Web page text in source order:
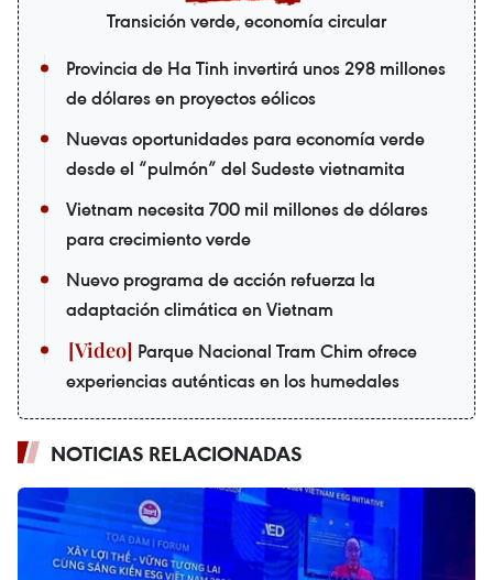
Transición verde, economía circular
Provincia de Ha Tinh invertirá unos 298 millones
de dólares en proyectos eólicos
Nuevas oportunidades para economía verde
desde el “pulmón” del Sudeste vietnamita
Vietnam necesita 700 mil millones de dólares
para crecimiento verde
Nuevo programa de acción refuerza la
adaptación climática en Vietnam
Parque Nacional Tram Chim ofrece
experiencias auténticas en los humedales
NOTICIAS RELACIONADAS